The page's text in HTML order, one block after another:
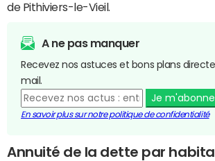
de Pithiviers-le-Vieil.
A ne pas manquer
Recevez nos astuces et bons plans
mail.
Je m'abonne
En savoir plus sur notre politique de confidentialité
Annuité de la dette par